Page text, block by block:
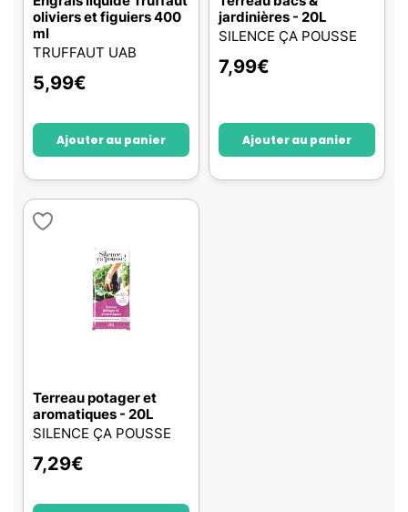
oliviers et figuiers 400
ml
TRUFFAUT UAB
5,99€
Ajouter au panier
jardinières - 20L
SILENCE ÇA POUSSE
7,99€
Ajouter au panier
Terreau potager et
aromatiques - 20L
SILENCE ÇA POUSSE
7,29€